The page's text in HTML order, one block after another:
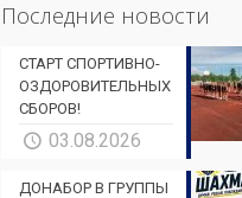
Последние новости
СТАРТ СПОРТИВНО-
ОЗДОРОВИТЕЛЬНЫХ
СБОРОВ!
03.08.2026
ДОНАБОР В ГРУППЫ